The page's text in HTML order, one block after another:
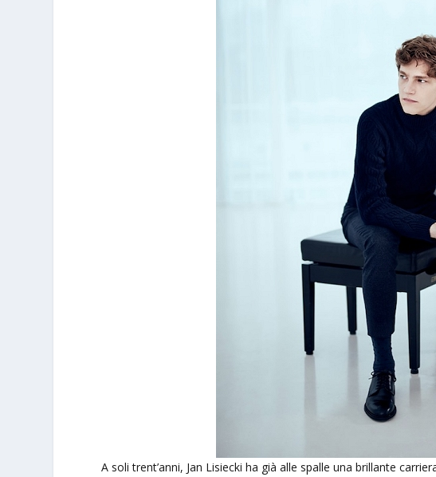
A soli trent’anni, Jan Lisiecki ha già alle spalle una brillante